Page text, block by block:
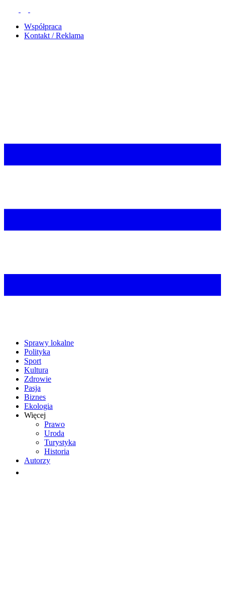
Współpraca
Kontakt / Reklama
Sprawy lokalne
Polityka
Sport
Kultura
Zdrowie
Pasja
Biznes
Ekologia
Więcej
Prawo
Uroda
Turystyka
Historia
Autorzy